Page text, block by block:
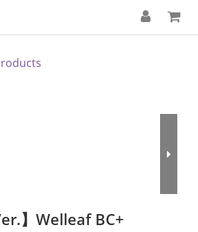
】Welleaf BC+